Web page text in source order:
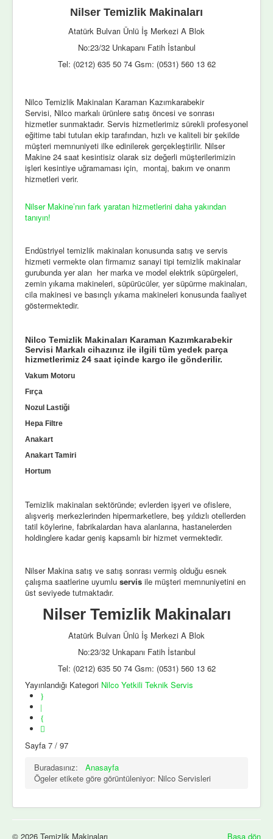
Nilser Temizlik Makinaları
Atatürk Bulvarı Ünlü İş Merkezi A Blok
No:23/32 Unkapanı Fatih İstanbul
Tel: (0212) 635 50 74 Gsm: (0531) 560 13 62
Nilco Temizlik Makinaları Karaman Kazımkarabekir
Servisi, Nilco markalı ürünlere satış öncesi ve sonrası
hizmetler sunmaktadır. Servis hizmetlerimiz sürekli profesyonel
eğitime tabi tutulan ekip tarafından, hızlı ve kaliteli bir şekilde
müşteri memnuniyeti ilke edinilerek gerçekleştirilir. Nilser
Makine 24 saat kesintisiz olarak siz değerli müşterilerimizin
işleri kesintiye uğramaması için, montaj, bakım ve onarım
hizmetleri verir.
Nilser Makine’nın fark yaratan hizmetlerini daha yakından
tanıyın!
Endüstriyel temizlik makinaları konusunda satış ve servis
hizmeti vermekte olan firmamız sanayi tipi temizlik makinalar
gurubunda yer alan her marka ve model elektrik süpürgeleri,
zemin yıkama makineleri, süpürücüler, yer süpürme makinaları,
cila makinesi ve basınçlı yıkama makineleri konusunda faaliyet
göstermektedir.
Nilco Temizlik Makinaları Karaman Kazımkarabekir
Servisi Markalı cihazınız ile ilgili tüm yedek parça
hizmetlerimiz 24 saat içinde kargo ile gönderilir.
Vakum Motoru
Fırça
Nozul Lastiği
Hepa Filtre
Anakart
Anakart Tamiri
Hortum
Temizlik makinaları sektöründe; evlerden işyeri ve ofislere,
alışveriş merkezlerinden hipermarketlere, beş yıldızlı otellerden
tatil köylerine, fabrikalardan hava alanlarına, hastanelerden
holdinglere kadar geniş kapsamlı bir hizmet vermektedir.
Nilser Makina satış ve satış sonrası vermiş olduğu esnek
çalışma saatlerine uyumlu servis ile müşteri memnuniyetini en
üst seviyede tutmaktadır.
Nilser Temizlik Makinaları
Atatürk Bulvarı Ünlü İş Merkezi A Blok
No:23/32 Unkapanı Fatih İstanbul
Tel: (0212) 635 50 74 Gsm: (0531) 560 13 62
Yayınlandığı Kategori Nilco Yetkili Teknik Servis
Sayfa 7 / 97
Buradasınız:
Anasayfa
Ögeler etikete göre görüntüleniyor: Nilco Servisleri
Başa dön
© 2026 Temizlik Makinaları